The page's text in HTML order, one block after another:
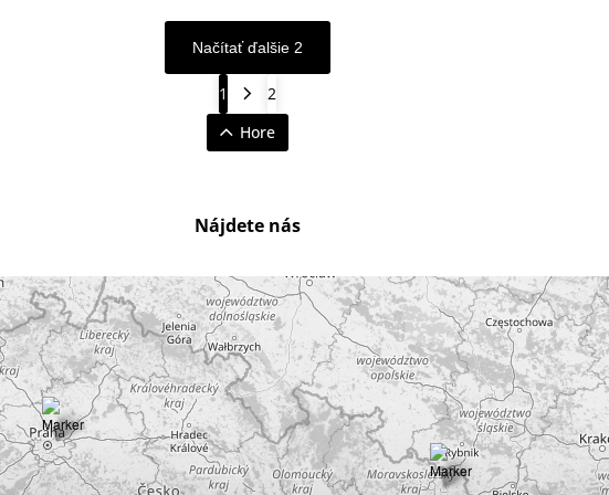
Načítať ďalšie 2
1
2
Hore
Nájdete nás